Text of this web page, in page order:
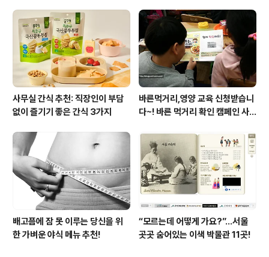
사무실 간식 추천: 직장인이 부담
없이 즐기기 좋은 간식 3가지
바른먹거리,영양 교육 신청받습니
다~! 바른 먹거리 확인 캠페인 사
배고픔에 잠 못 이루는 당신을 위
한 가벼운 야식 메뉴 추천!
“모르는데 어떻게 가요?”...서울
곳곳 숨어있는 이색 박물관 11곳!